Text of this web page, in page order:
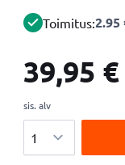
Toimitus:2.95
39,95 €
sis. alv